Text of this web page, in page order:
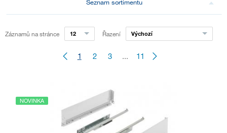
Seznam sortimentu
Záznamů na stránce 12 Řazení Výchozí
1 2 3 ... 11
NOVINKA